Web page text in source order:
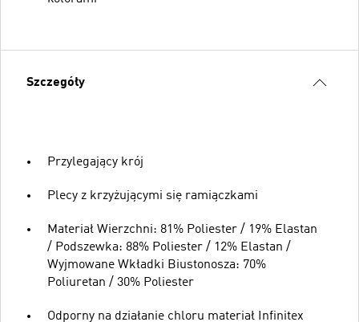
Szczegóły
Przylegający krój
Plecy z krzyżującymi się ramiączkami
Materiał Wierzchni: 81% Poliester / 19% Elastan
/ Podszewka: 88% Poliester / 12% Elastan /
Wyjmowane Wkładki Biustonosza: 70%
Poliuretan / 30% Poliester
Odporny na działanie chloru materiał Infinitex